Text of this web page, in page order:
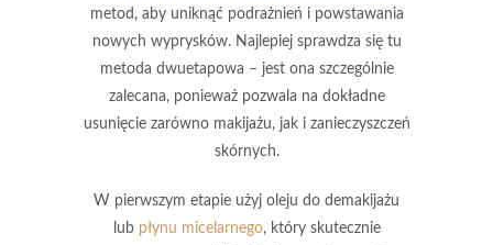
metod, aby uniknąć podrażnień i powstawania
nowych wyprysków. Najlepiej sprawdza się tu
metoda dwuetapowa – jest ona szczególnie
zalecana, ponieważ pozwala na dokładne
usunięcie zarówno makijażu, jak i zanieczyszczeń
skórnych.
W pierwszym etapie użyj oleju do demakijażu
lub płynu micelarnego, który skutecznie